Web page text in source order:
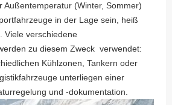
Außentemperatur (Winter, Sommer)
in der Lage sein, heiß
Viele verschiedene
zu diesem Zweck verwendet:
Kühlzonen, Tankern oder
unterliegen einer
und -dokumentation.